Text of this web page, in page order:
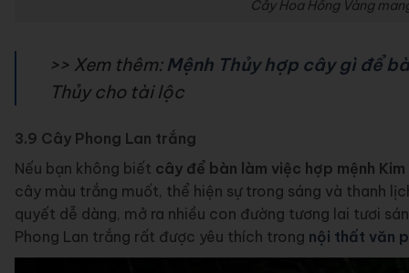
Cây Hoa Hồng Vàng
>> Xem thêm: Mệnh Thủy hợp cây gì để
Thủy cho tài lộc
3.9 Cây Phong Lan trắng
Nếu bạn không biết cây để bàn làm việc hợp mệnh Kim
cây màu trắng muốt, thể hiện sự trong sáng và thanh
quyết dễ dàng, mở ra nhiều con đường tương lai tươi
Phong Lan trắng rất được yêu thích trong nội thất văn